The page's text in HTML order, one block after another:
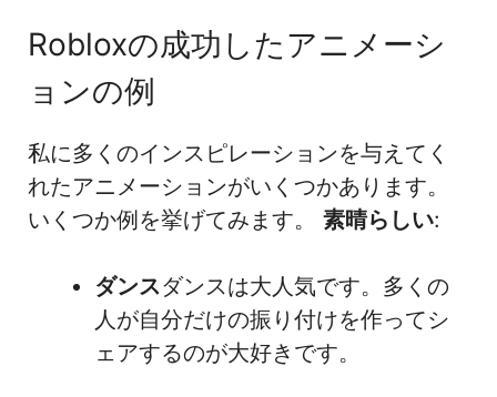
Robloxの成功したアニメーシ
ョンの例
私に多くのインスピレーションを与えてく
れたアニメーションがいくつかあります。
いくつか例を挙げてみます。 素晴らしい:
ダンスダンスは大人気です。多くの
人が自分だけの振り付けを作ってシ
ェアするのが大好きです。